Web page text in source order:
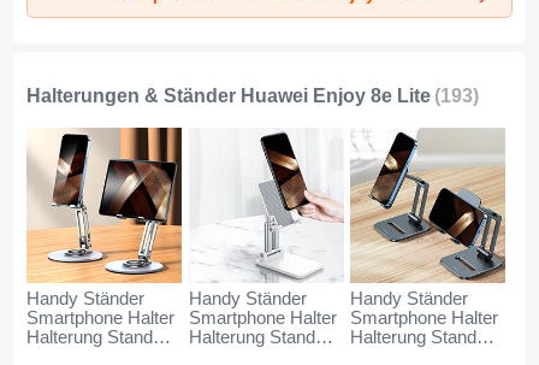
Lite Blau
Lite Schwarz
Lite Grün
Halterungen & Ständer Huawei Enjoy 8e Lite (193)
Handy Ständer
Smartphone Halter
Halterung Stand
Handy Ständer
Smartphone Halter
Halterung Stand
Handy Ständer
Smartphone Halter
Halterung Stand